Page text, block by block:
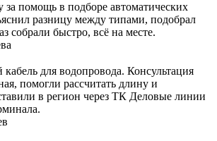
помощь в подборе автоматических
разницу между типами, подобрал
собрали быстро, всё на месте.
для водопровода. Консультация
помогли рассчитать длину и
в регион через ТК Деловые линии